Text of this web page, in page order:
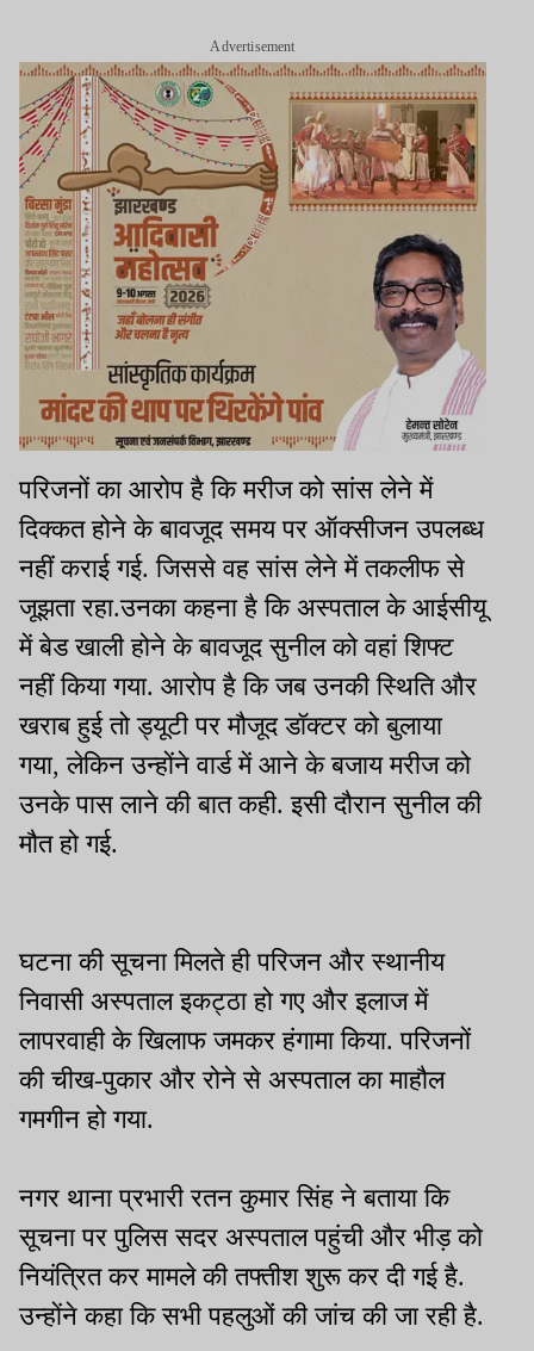
Advertisement
परिजनों का आरोप है कि मरीज को सांस लेने में
दिक्कत होने के बावजूद समय पर ऑक्सीजन उपलब्ध
नहीं कराई गई. जिससे वह सांस लेने में तकलीफ से
जूझता रहा.उनका कहना है कि अस्पताल के आईसीयू
में बेड खाली होने के बावजूद सुनील को वहां शिफ्ट
नहीं किया गया. आरोप है कि जब उनकी स्थिति और
खराब हुई तो ड्यूटी पर मौजूद डॉक्टर को बुलाया
गया, लेकिन उन्होंने वार्ड में आने के बजाय मरीज को
उनके पास लाने की बात कही. इसी दौरान सुनील की
मौत हो गई.
घटना की सूचना मिलते ही परिजन और स्थानीय
निवासी अस्पताल इकट्ठा हो गए और इलाज में
लापरवाही के खिलाफ जमकर हंगामा किया. परिजनों
की चीख-पुकार और रोने से अस्पताल का माहौल
गमगीन हो गया.
नगर थाना प्रभारी रतन कुमार सिंह ने बताया कि
सूचना पर पुलिस सदर अस्पताल पहुंची और भीड़ को
नियंत्रित कर मामले की तफ्तीश शुरू कर दी गई है.
उन्होंने कहा कि सभी पहलुओं की जांच की जा रही है.